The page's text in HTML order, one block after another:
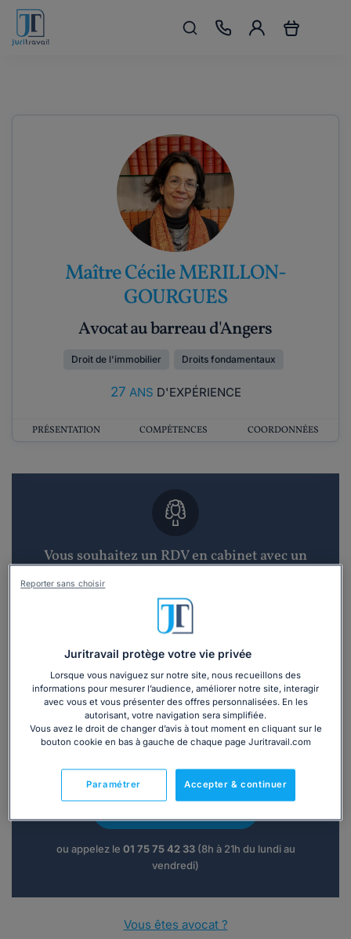
Maître Cécile MERILLON-
GOURGUES
Avocat au barreau d'Angers
Droit de l'immobilier Droits fondamentaux
27 ANS D'EXPÉRIENCE
PRÉSENTATION COMPÉTENCES COORDONNÉES
Vous souhaitez un RDV en cabinet avec un
avocat ?
Recevoir des devis d'avocats
3 devis en 48h
téléphone ?
ou appelez le 01 75 75 42 33(8h à 21h du lundi au
vendredi)
Vous êtes avocat ?
Juritravail protège votre vie privée
Lorsque vous naviguez sur notre site, nous recueillons des
informations pour mesurer l’audience, améliorer notre site, interagir
avec vous et vous présenter des offres personnalisées. En les
autorisant, votre navigation sera simplifiée.
Vous avez le droit de changer d’avis à tout moment en cliquant sur le
bouton cookie en bas à gauche de chaque page Juritravail.com
Accepter & continuer
Paramétrer
Reporter sans choisir